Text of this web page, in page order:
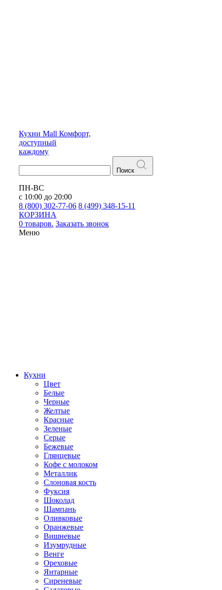
Кухни Mall Комфорт,
доступный
каждому
Поиск
ПН-ВС
с 10:00 до 20:00
8 (800) 302-77-06 8 (499) 348-15-11
КОРЗИНА
0 товаров. Заказать звонок
Меню
Кухни
Цвет
Белые
Черные
Желтые
Красные
Зеленые
Серые
Бежевые
Глянцевые
Кофе с молоком
Металлик
Слоновая кость
Фуксия
Шоколад
Шампань
Оливковые
Оранжевые
Вишневые
Изумрудные
Венге
Ореховые
Янтарные
Сиреневые